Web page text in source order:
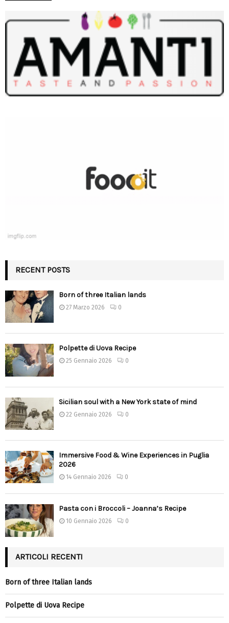
RECENT POSTS
Born of three Italian lands
27 Marzo 2026 0
Polpette di Uova Recipe
25 Gennaio 2026 0
Sicilian soul with a New York state of mind
22 Gennaio 2026 0
Immersive Food & Wine Experiences in Puglia
2026
14 Gennaio 2026 0
Pasta con i Broccoli – Joanna’s Recipe
10 Gennaio 2026 0
ARTICOLI RECENTI
Born of three Italian lands
Polpette di Uova Recipe